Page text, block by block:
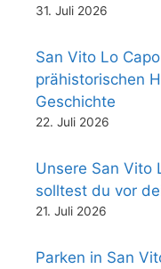
31. Juli 2026
San Vito Lo
prähistorischen
Geschichte
22. Juli 2026
Unsere San Vito
solltest du vor
21. Juli 2026
Parken in San